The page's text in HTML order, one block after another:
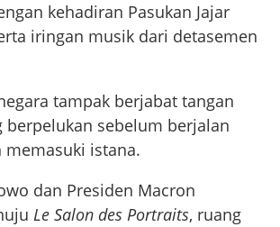
kehadiran Pasukan Jajar
iringan musik dari detasemen
tampak berjabat tangan
berpelukan sebelum berjalan
istana.
dan Presiden Macron
Le Salon des Portraits, ruang